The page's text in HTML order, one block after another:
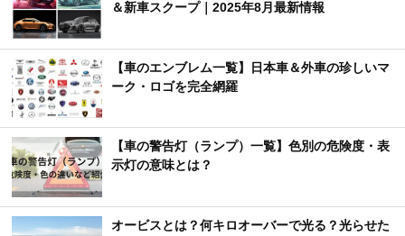
＆新車スクープ｜2025年8月最新情報
【車のエンブレム一覧】日本車＆外車の珍しいマ
ーク・ロゴを完全網羅
【車の警告灯（ランプ）一覧】色別の危険度・表
示灯の意味とは？
オービスとは？何キロオーバーで光る？光らせた